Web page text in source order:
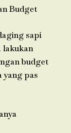
Budget
sapi
lakukan
budget
yang pas